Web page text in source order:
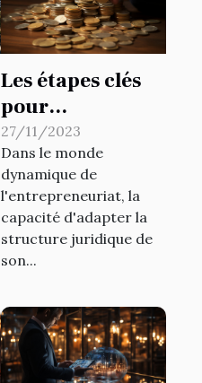
Les étapes clés
pour
transformer une
SASU en SAS :
avantages
stratégiques et
implications
fiscales
27/11/2023
Dans le monde
dynamique de
l'entrepreneuriat, la
capacité d'adapter la
structure juridique de
son...